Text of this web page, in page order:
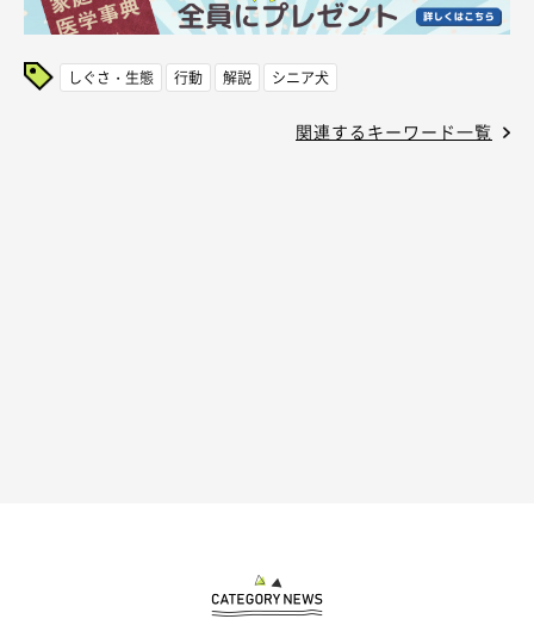
しぐさ・生態 行動 解説 シニア犬
関連するキーワード一覧